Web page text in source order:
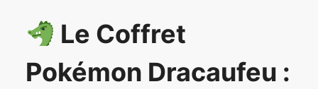
Le Coffret
Pokémon Dracaufeu :